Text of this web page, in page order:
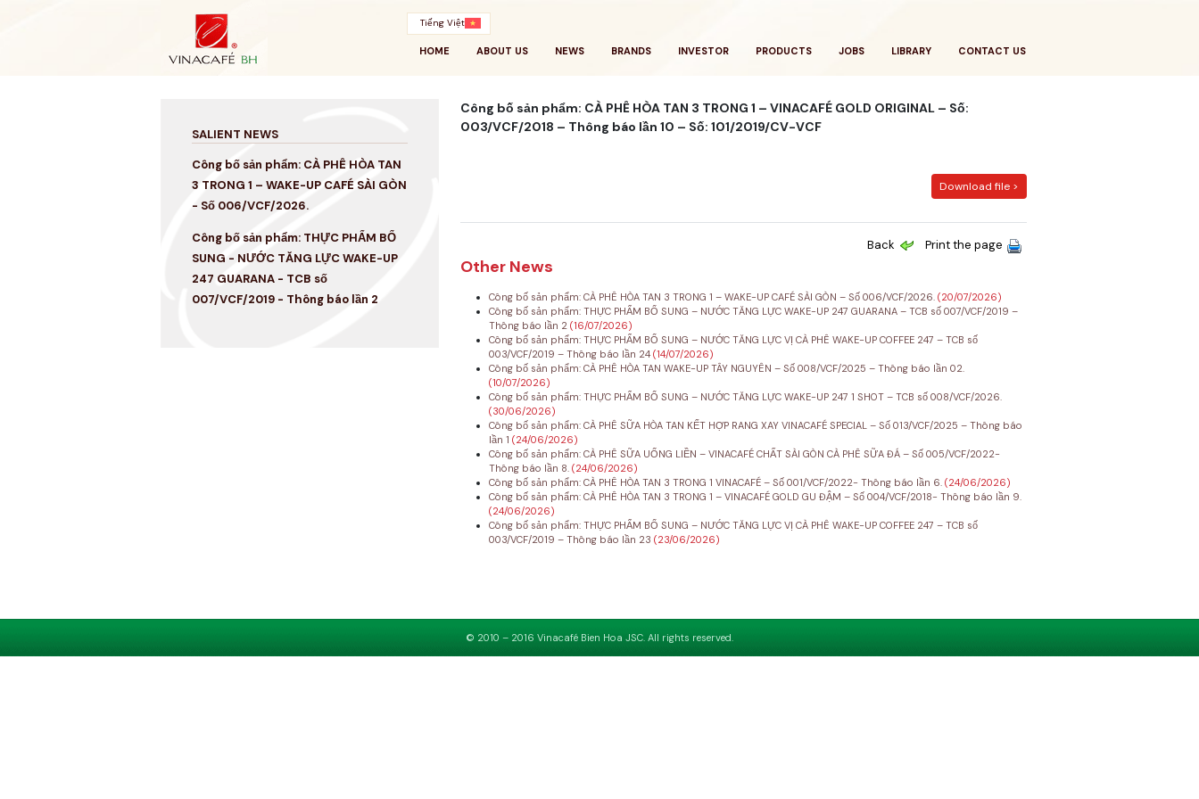
Tiếng Việt
HOME ABOUT US NEWS BRANDS INVESTOR PRODUCTS JOBS LIBRARY CONTACT US
SALIENT NEWS
Công bố sản phẩm: CÀ PHÊ HÒA TAN
3 TRONG 1 – WAKE-UP CAFÉ SÀI GÒN
- Số 006/VCF/2026.
Công bố sản phẩm: THỰC PHẨM BỔ
SUNG - NƯỚC TĂNG LỰC WAKE-UP
247 GUARANA - TCB số
007/VCF/2019 - Thông báo lần 2
Công bố sản phẩm: CÀ PHÊ HÒA TAN 3 TRONG 1 – VINACAFÉ GOLD ORIGINAL – Số:
003/VCF/2018 – Thông báo lần 10 – Số: 101/2019/CV-VCF
Download file >
Back Print the page
Other News
Công bố sản phẩm: CÀ PHÊ HÒA TAN 3 TRONG 1 – WAKE-UP CAFÉ SÀI GÒN – Số 006/VCF/2026. (20/07/2026)
Công bố sản phẩm: THỰC PHẨM BỔ SUNG – NƯỚC TĂNG LỰC WAKE-UP 247 GUARANA – TCB số 007/VCF/2019 –
Thông báo lần 2 (16/07/2026)
Công bố sản phẩm: THỰC PHẨM BỔ SUNG – NƯỚC TĂNG LỰC VỊ CÀ PHÊ WAKE-UP COFFEE 247 – TCB số
003/VCF/2019 – Thông báo lần 24 (14/07/2026)
Công bố sản phẩm: CÀ PHÊ HÒA TAN WAKE-UP TÂY NGUYÊN – Số 008/VCF/2025 – Thông báo lần 02.
(10/07/2026)
Công bố sản phẩm: THỰC PHẨM BỔ SUNG – NƯỚC TĂNG LỰC WAKE-UP 247 1 SHOT – TCB số 008/VCF/2026.
(30/06/2026)
Công bố sản phẩm: CÀ PHÊ SỮA HÒA TAN KẾT HỢP RANG XAY VINACAFÉ SPECIAL – Số 013/VCF/2025 – Thông báo
lần 1 (24/06/2026)
Công bố sản phẩm: CÀ PHÊ SỮA UỐNG LIỀN – VINACAFÉ CHẤT SÀI GÒN CÀ PHÊ SỮA ĐÁ – Số 005/VCF/2022-
Thông báo lần 8. (24/06/2026)
Công bố sản phẩm: CÀ PHÊ HÒA TAN 3 TRONG 1 VINACAFÉ – Số 001/VCF/2022- Thông báo lần 6. (24/06/2026)
Công bố sản phẩm: CÀ PHÊ HÒA TAN 3 TRONG 1 – VINACAFÉ GOLD GU ĐẬM – Số 004/VCF/2018- Thông báo lần 9.
(24/06/2026)
Công bố sản phẩm: THỰC PHẨM BỔ SUNG – NƯỚC TĂNG LỰC VỊ CÀ PHÊ WAKE-UP COFFEE 247 – TCB số
003/VCF/2019 – Thông báo lần 23 (23/06/2026)
© 2010 – 2016 Vinacafé Bien Hoa JSC. All rights reserved.